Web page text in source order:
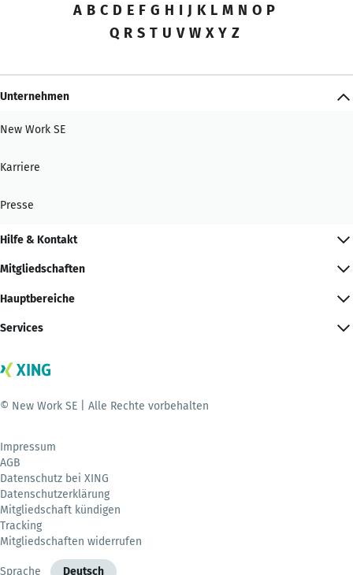
A B C D E F G H I J K L M N O P
Q R S T U V W X Y Z
Unternehmen
New Work SE
Karriere
Presse
Hilfe & Kontakt
Mitgliedschaften
Hauptbereiche
Services
© New Work SE | Alle Rechte vorbehalten
Impressum
AGB
Datenschutz bei XING
Datenschutzerklärung
Mitgliedschaft kündigen
Tracking
Mitgliedschaften widerrufen
Sprache Deutsch